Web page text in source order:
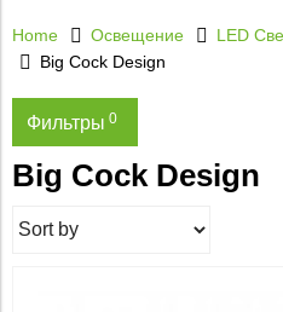
Home Освещение
LED
Big Cock Design
Фильтры 0
Price
Big Cock Design